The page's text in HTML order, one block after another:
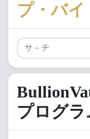
プ・バ
プログラ